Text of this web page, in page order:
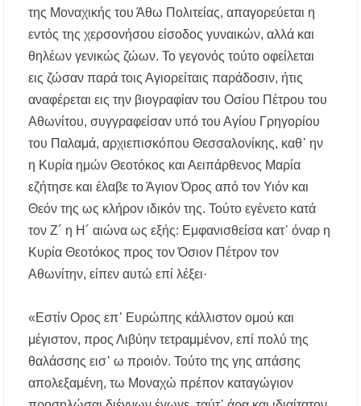
της Μοναχικής του Άθω Πολιτείας, απαγορεύεται η
εντός της χερσονήσου είσοδος γυναικών, αλλά και
θηλέων γενικώς ζώων. Το γεγονός τούτο οφείλεται
εις ζώσαν παρά τοις Αγιορείταις παράδοσιν, ήτις
αναφέρεται εις την βιογραφίαν του Οσίου Πέτρου του
Αθωνίτου, συγγραφείσαν υπό του Αγίου Γρηγορίου
του Παλαμά, αρχιεπισκόπου Θεσσαλονίκης, καθ᾿ ην
η Κυρία ημών Θεοτόκος και Αειπάρθενος Μαρία
εζήτησε και έλαβε το Άγιον Όρος από τον Υιόν και
Θεόν της ως κλήρον ιδικόν της. Τούτο εγένετο κατά
τον Ζ´ η Η´ αιώνα ως εξής: Εμφανισθείσα κατ᾿ όναρ η
Κυρία Θεοτόκος προς τον Όσιoν Πέτρον τον
Αθωνίτην, είπεν αυτώ επί λέξει·
«Εστίν Ορoς επ᾿ Ευρώπης κάλλιστον ομού και
μέγιστον, προς Λιβύην τετραμμένον, επί πολύ της
θαλάσσης εισ᾿ ω προιόν. Τούτο της γης απάσης
απολεξαμένη, τω Μοναχώ πρέπον καταγώγιον